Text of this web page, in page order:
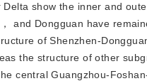
show the inner and
and Dongguan have
of Shenzhen-
the structure of other
central Guangzhou-